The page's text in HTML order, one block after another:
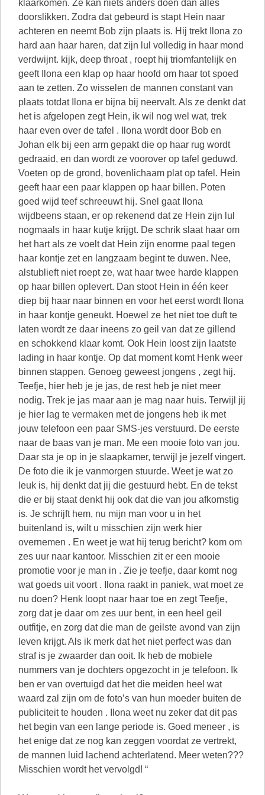
klaarkomen. Ze kan niets anders doen dan alles
doorslikken. Zodra dat gebeurd is stapt Hein naar
achteren en neemt Bob zijn plaats is. Hij trekt Ilona zo
hard aan haar haren, dat zijn lul volledig in haar mond
verdwijnt. kijk, deep throat , roept hij triomfantelijk en
geeft Ilona een klap op haar hoofd om haar tot spoed
aan te zetten. Zo wisselen de mannen constant van
plaats totdat Ilona er bijna bij neervalt. Als ze denkt dat
het is afgelopen zegt Hein, ik wil nog wel wat, trek
haar even over de tafel . Ilona wordt door Bob en
Johan elk bij een arm gepakt die op haar rug wordt
gedraaid, en dan wordt ze voorover op tafel geduwd.
Voeten op de grond, bovenlichaam plat op tafel. Hein
geeft haar een paar klappen op haar billen. Poten
goed wijd teef schreeuwt hij. Snel gaat Ilona
wijdbeens staan, er op rekenend dat ze Hein zijn lul
nogmaals in haar kutje krijgt. De schrik slaat haar om
het hart als ze voelt dat Hein zijn enorme paal tegen
haar kontje zet en langzaam begint te duwen. Nee,
alstublieft niet roept ze, wat haar twee harde klappen
op haar billen oplevert. Dan stoot Hein in één keer
diep bij haar naar binnen en voor het eerst wordt Ilona
in haar kontje geneukt. Hoewel ze het niet toe duft te
laten wordt ze daar ineens zo geil van dat ze gillend
en schokkend klaar komt. Ook Hein loost zijn laatste
lading in haar kontje. Op dat moment komt Henk weer
binnen stappen. Genoeg geweest jongens , zegt hij.
Teefje, hier heb je je jas, de rest heb je niet meer
nodig. Trek je jas maar aan je mag naar huis. Terwijl jij
je hier lag te vermaken met de jongens heb ik met
jouw telefoon een paar SMS-jes verstuurd. De eerste
naar de baas van je man. Me een mooie foto van jou.
Daar sta je op in je slaapkamer, terwijl je jezelf vingert.
De foto die ik je vanmorgen stuurde. Weet je wat zo
leuk is, hij denkt dat jij die gestuurd hebt. En de tekst
die er bij staat denkt hij ook dat die van jou afkomstig
is. Je schrijft hem, nu mijn man voor u in het
buitenland is, wilt u misschien zijn werk hier
overnemen . En weet je wat hij terug bericht? kom om
zes uur naar kantoor. Misschien zit er een mooie
promotie voor je man in . Zie je teefje, daar komt nog
wat goeds uit voort . Ilona raakt in paniek, wat moet ze
nu doen? Henk loopt naar haar toe en zegt Teefje,
zorg dat je daar om zes uur bent, in een heel geil
outfitje, en zorg dat die man de geilste avond van zijn
leven krijgt. Als ik merk dat het niet perfect was dan
straf is je zwaarder dan ooit. Ik heb de mobiele
nummers van je dochters opgezocht in je telefoon. Ik
ben er van overtuigd dat het die meiden heel wat
waard zal zijn om de foto’s van hun moeder buiten de
publiciteit te houden . Ilona weet nu zeker dat dit pas
het begin van een lange periode is. Goed meneer , is
het enige dat ze nog kan zeggen voordat ze vertrekt,
de mannen luid lachend achterlatend. Meer weten???
Misschien wordt het vervolgd! “